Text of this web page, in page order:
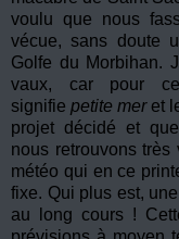
voulu que nous
vécue, sans doute
Golfe du Morbihan.
vaux, car pour
signifie petite mer et
projet décidé et
nous retrouvons
météo qui en ce
fixe. Qui plus est,
au long cours !